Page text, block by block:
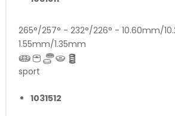
265°/257° - 232°/226° - 10.60mm/
1.55mm/1.35mm
sport
1031512